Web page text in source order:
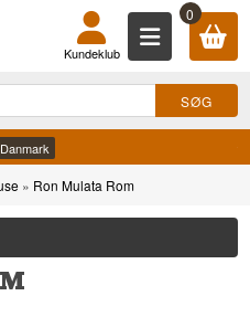
0
Kundeklub
» Ron Mulata Rom